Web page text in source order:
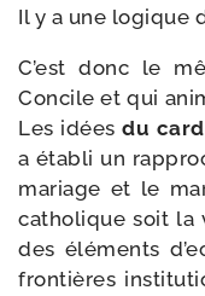
Il y a une logique
C’est donc le
Concile et qui
Les idéesdu
a éta­bli un
mariage et le
catho­lique soit la
des élé­ments
fron­tières